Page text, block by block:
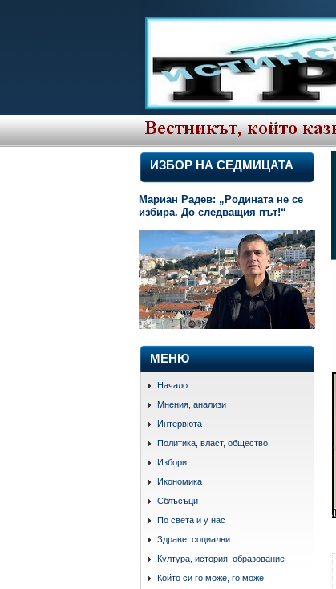
ИЗБОР НА СЕДМИЦАТА
Мариан Радев: „Родината не се
избира. До следващия път!“
МЕНЮ
Начало
Мнения, анализи
Интервюта
Политика, власт, общество
Избори
Икономика
Сблъсъци
По света и у нас
Здраве, социални
Култура, история, образование
Който си го може, го може